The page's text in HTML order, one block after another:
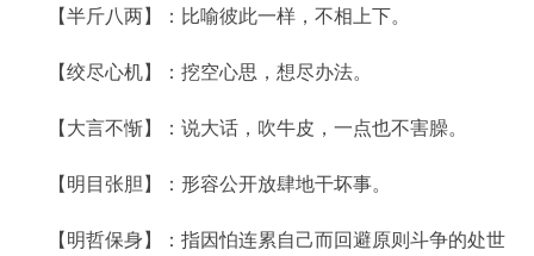
【半斤八两】：比喻彼此一样，不相上下。
【绞尽心机】：挖空心思，想尽办法。
【大言不惭】：说大话，吹牛皮，一点也不害臊。
【明目张胆】：形容公开放肆地干坏事。
【明哲保身】：指因怕连累自己而回避原则斗争的处世